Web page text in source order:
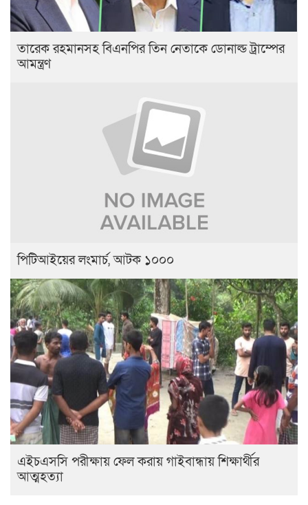
তারেক রহমানসহ বিএনপির তিন নেতাকে ডোনাল্ড ট্রাম্পের
আমন্ত্রণ
পিটিআইয়ের লংমার্চ, আটক ১০০০
এইচএসসি পরীক্ষায় ফেল করায় গাইবান্ধায় শিক্ষার্থীর
আত্মহত্যা